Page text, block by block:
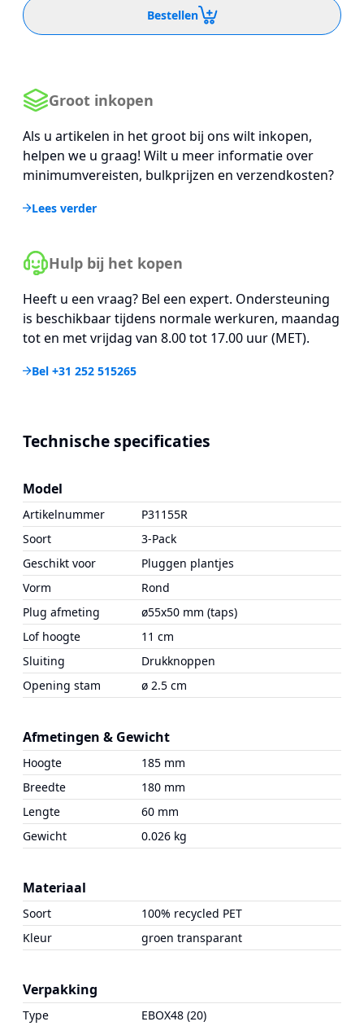
Bestellen
Groot inkopen
Als u artikelen in het groot bij ons wilt inkopen,
helpen we u graag! Wilt u meer informatie over
minimumvereisten, bulkprijzen en verzendkosten?
Lees verder
Hulp bij het kopen
Heeft u een vraag? Bel een expert. Ondersteuning
is beschikbaar tijdens normale werkuren, maandag
tot en met vrijdag van 8.00 tot 17.00 uur (MET).
Bel +31 252 515265
Technische specificaties
Model
Artikelnummer
P31155R
Soort
3-Pack
Geschikt voor
Pluggen plantjes
Vorm
Rond
Plug afmeting
ø55x50 mm (taps)
Lof hoogte
11 cm
Sluiting
Drukknoppen
Opening stam
ø 2.5 cm
Afmetingen & Gewicht
Hoogte
185 mm
Breedte
180 mm
Lengte
60 mm
Gewicht
0.026 kg
Materiaal
Soort
100% recycled PET
Kleur
groen transparant
Verpakking
Type EBOX48 (20)